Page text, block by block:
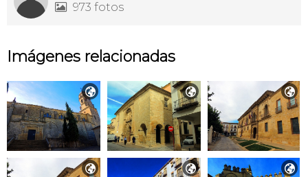
 973 fotos
Imágenes relacionadas
  
  